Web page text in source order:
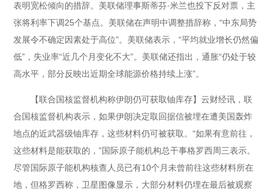
表明宽松倾向的措辞。美联储理事斯蒂芬·米兰也投下反对票，主
张将利率下调25个基点。美联储在声明中调整措辞称，“中东局势
发展令不确定因素处于高位”。美联储表示，“平均就业增长仍然偏
低”，失业率“近几个月变化不大”。美联储还指出，通胀“仍处于较
高水平，部分反映出近期全球能源价格持续上涨”。
【联合国核监督机构称伊朗仍可获取铀库存】云财经讯，联
合国核监督机构表示，如果伊朗决定取回据信被埋在遭美国轰炸
地点的近武器级铀库存，这些材料仍可被获取。“如果有意前往，
这些材料是能获取的，”国际原子能机构总干事格罗西周三表示。
尽管国际原子能机构核查人员已有10个月未曾前往这些材料所在
地，但格罗西称，卫星图像显示，大部分材料仍埋在最后被观察